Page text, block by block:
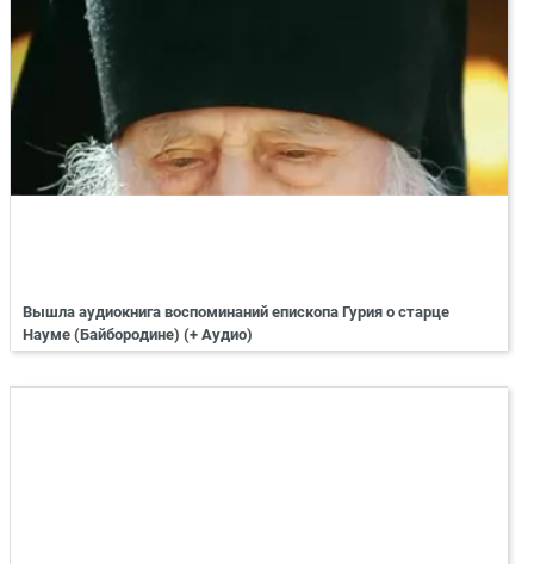
Вышла аудиокнига воспоминаний епископа Гурия о старце
Науме (Байбородине) (+ Аудио)